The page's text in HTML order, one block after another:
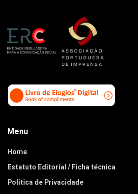
Menu
Home
Estatuto Editorial / Ficha técnica
Política de Privacidade